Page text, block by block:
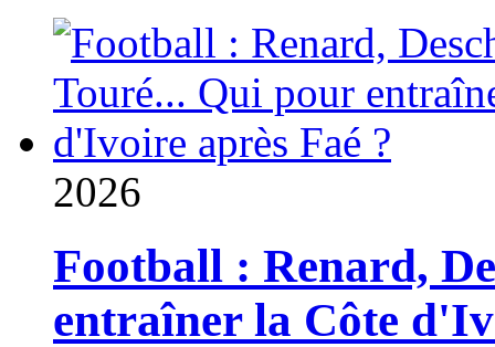
2026
Football : Renard,
entraîner la Côte